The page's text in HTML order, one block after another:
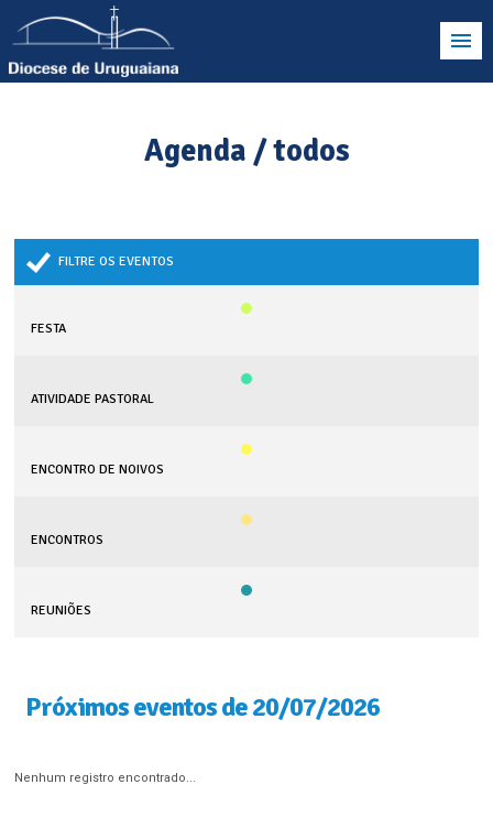
Agenda / todos
FILTRE OS EVENTOS
FESTA
ATIVIDADE PASTORAL
ENCONTRO DE NOIVOS
ENCONTROS
REUNIÕES
Próximos eventos de 20/07/2026
Nenhum registro encontrado...